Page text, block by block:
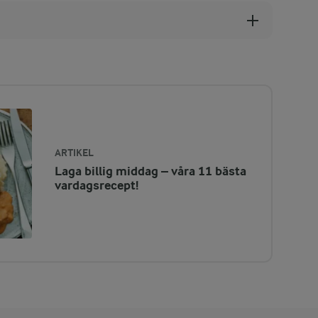
ARTIKEL
Laga billig middag – våra 11 bästa
vardagsrecept!